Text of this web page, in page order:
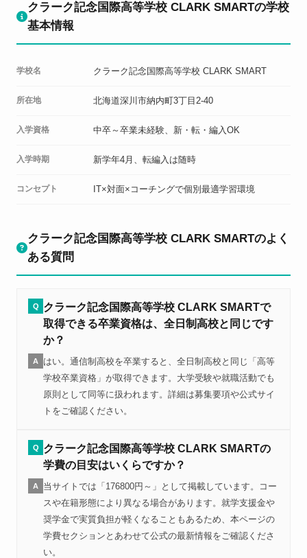
クラーク記念国際高等学校 CLARK SMARTの学校
基本情報
学校名 クラーク記念国際高等学校 CLARK SMART
所在地 北海道深川市納内町3丁目2-40
入学資格 中卒～卒業未経験、新・転・編入OK
入学時期 新学年4月、転編入は随時
コンセプト IT×対面×コーチングで個別最適学習環境
クラーク記念国際高等学校 CLARK SMARTのよく
ある質問
Q
クラーク記念国際高等学校 CLARK SMARTで
取得できる卒業資格は、全日制高校と同じです
か？
A
はい。通信制高校を卒業すると、全日制高校と同じ「高等
学校卒業資格」が取得できます。大学受験や就職活動でも
原則として同等に扱われます。詳細は募集要項や公式サイ
トをご確認ください。
Q
クラーク記念国際高等学校 CLARK SMARTの
学費の目安はいくらですか？
A
当サイトでは「176800円～」として掲載しています。コー
スや在籍形態により異なる場合があります。就学支援金や
奨学金で実質負担が軽くなることもあるため、本ページの
学費セクションとあわせて公式の最新情報をご確認くださ
い。